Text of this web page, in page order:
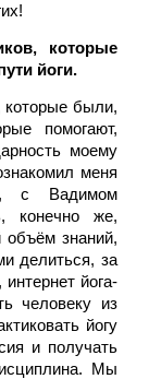
которые
йоги.
были,
помогают,
моему
меня
с Вадимом
конечно же,
объём знаний,
делиться, за
йога-
человеку из
йогу
и получать
Мы